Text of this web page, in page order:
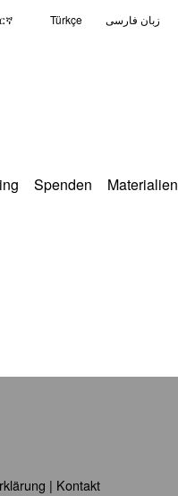
Türkçe زبان فارسی
Spenden Materialien
| Kontakt